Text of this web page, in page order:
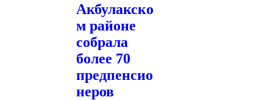
Акбулакско
м районе
собрала
более 70
предпенсио
неров